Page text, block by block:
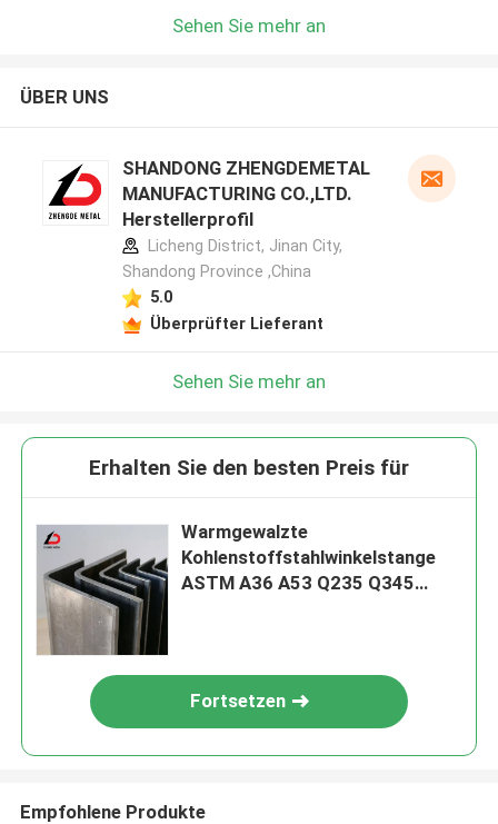
Sehen Sie mehr an
ÜBER UNS
SHANDONG ZHENGDEMETAL
MANUFACTURING CO.,LTD.
Herstellerprofil
Licheng District, Jinan City,
Shandong Province ,China
5.0
Überprüfter Lieferant
Sehen Sie mehr an
Erhalten Sie den besten Preis für
Warmgewalzte
Kohlenstoffstahlwinkelstange
ASTM A36 A53 Q235 Q345
Fortsetzen
Empfohlene Produkte